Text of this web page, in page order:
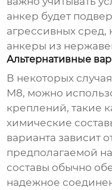
анкер будет
агрессивных сред,
анкеры из
Альтернативные
В некоторых
М8, можно
креплений, такие
химические
варианта зависит
предполагаемой
составы обычно
надежное